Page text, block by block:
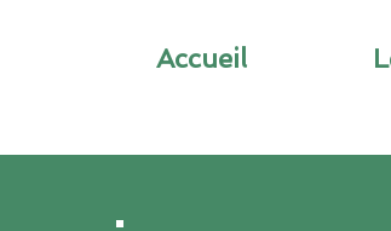
Accueil